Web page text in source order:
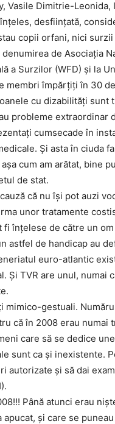
Vasile Dimitrie-Leonida,
desfiinţată,
copii orfani, nici
de Asociaţia
a Surzilor (WFD) şi la
membri împărţiţi în 30
cu dizabilităţi sunt
probleme extraordinar
cumsecade în
Şi asta în ciuda
cum am arătat, bine
de stat.
că nu îşi pot auzi
unor tratamente
înţelese de către un
astfel de handicap au
euro-atlantic
Şi TVR are unul, numai
mimico-gestuali.
că în 2008 erau numai
care să se dedice
sunt ca şi inexistente.
autorizate şi să dai
Până atunci erau
apucat, şi care se